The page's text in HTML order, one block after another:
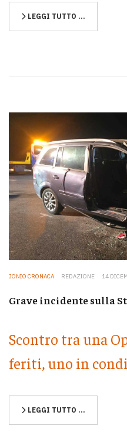
LEGGI TUTTO …
JONIO CRONACA REDAZIONE 14
Grave incidente sulla
Scontro tra una
feriti, uno in
LEGGI TUTTO …